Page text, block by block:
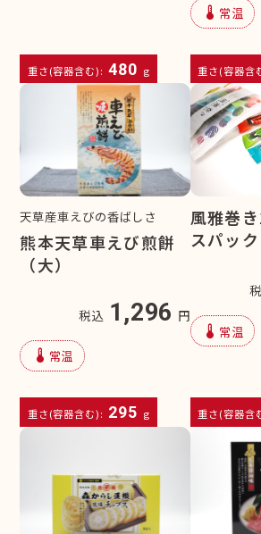
重さ(容器含む): 480 g
device_thermostat 常温
重さ(容器含
天草産車えびの香ばしさ
熊本天草車えび煎餅
（大）
税込 1,296 円
device_thermostat 常温
重さ(容器含む): 295 g
風雅巻
スパック
device_thermostat 常温
重さ(容器含